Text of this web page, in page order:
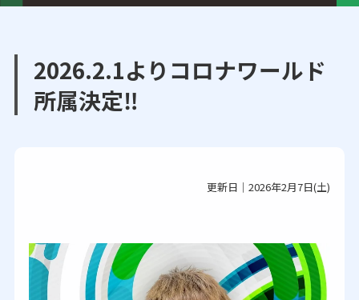
2026.2.1よりコロナワールド
所属決定‼
更新日｜2026年2月7日(土)